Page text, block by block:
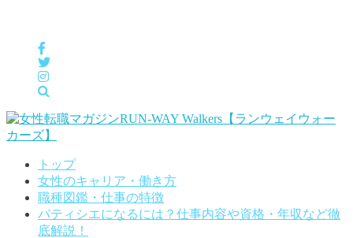
トップ
女性のキャリア・働き方
職種図鑑・仕事の特徴
パティシエになるには？仕事内容や資格・年収など徹
底解説！